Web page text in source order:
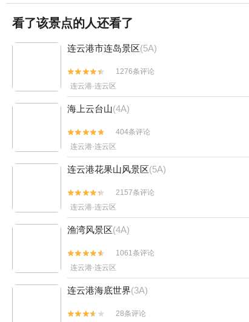
看了该景点的人还看了
连云港市连岛景区(5A)


1276条评论
连云港·连云区
海上云台山(4A)


404条评论
连云港·连云区
连云港花果山风景区(5A)


2157条评论
连云港·连云区
渔湾风景区(4A)


1061条评论
连云港·连云区
连云港海底世界(3A)

 28条评论